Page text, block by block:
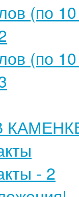
(по
(по
- 2